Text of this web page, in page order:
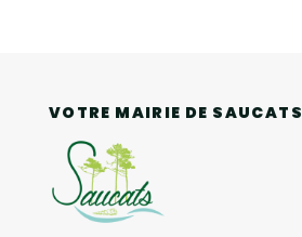
VOTRE MAIRIE DE SAUCATS